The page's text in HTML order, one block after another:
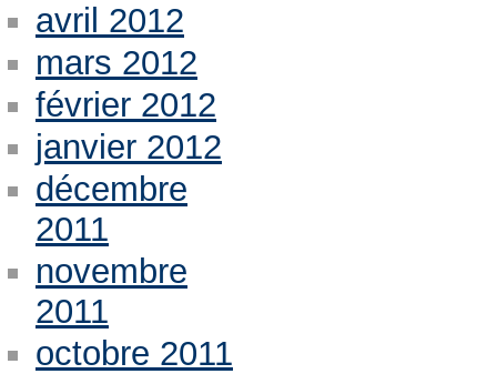
avril 2012
mars 2012
février 2012
janvier 2012
décembre
2011
novembre
2011
octobre 2011